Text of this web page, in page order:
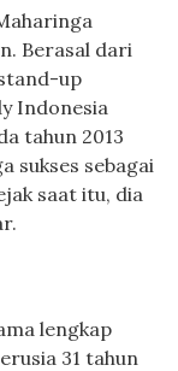
Berasal dari
up
Indonesia
tahun 2013
sukses sebagai
saat itu, dia
lengkap
31 tahun